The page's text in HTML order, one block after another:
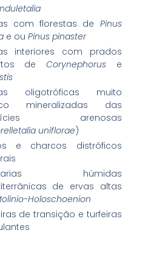
com florestas de Pinus
e ou Pinus pinaster
interiores com prados
de Corynephoruse
oligotróficas muito
mineralizadas das
arenosas
uniflorae)
e charcos distróficos
húmidas
de ervas altas
Holoschoenion
de transição e turfeiras